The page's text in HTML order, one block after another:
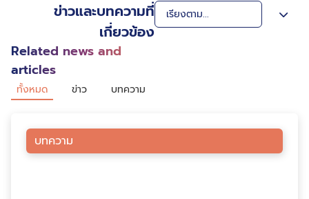
ข่าวและบทความที่
เกี่ยวข้อง
Related news and
articles
ทั้งหมด ข่าว บทความ
บทความ